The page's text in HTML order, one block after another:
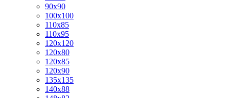
90x90
100x100
110x85
110x95
120x120
120x80
120x85
120x90
135x135
140x88